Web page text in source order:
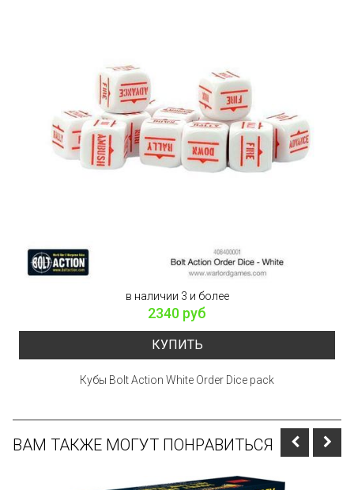
в наличии 3 и более
2340 руб
КУПИТЬ
Кубы Bolt Action White Order Dice pack
ВАМ ТАКЖЕ МОГУТ ПОНРАВИТЬСЯ